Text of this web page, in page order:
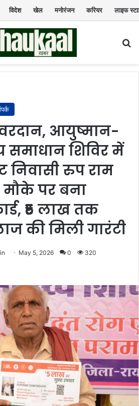
विदेश खेल मनोरंजन करियर लाइफ
आयुष्मान-
समाधान शिविर में
निवासी रुप राम
मौके पर बना
₹5 लाख तक
की मिली गारंटी
May 5, 2026 0 320